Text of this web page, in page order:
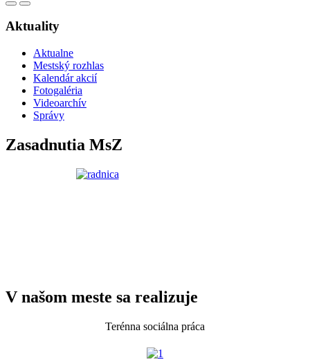
Aktuality
Aktualne
Mestský rozhlas
Kalendár akcií
Fotogaléria
Videoarchív
Správy
Zasadnutia MsZ
V našom meste sa realizuje
Terénna sociálna práca